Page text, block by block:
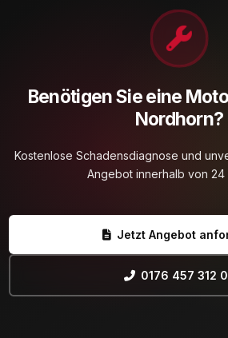
Benötigen Sie eine
Nordhorn?
Kostenlose Schadensdiagnose und
Angebot innerhalb von 24
Jetzt Angebot
0176 457 312